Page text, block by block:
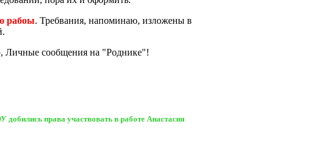
рабоы. Требвания, напоминаю, изложены в
Личные сообщения на "Роднике"!
права участвовать в работе Анастасия